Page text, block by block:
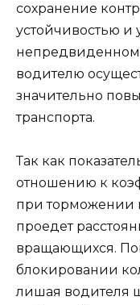
сохранение
устойчивостью и
непредвиденном
водителю
значительно
транспорта.
Так как
отношению к
при торможении
проедет
вращающихся.
блокировании
лишая водителя